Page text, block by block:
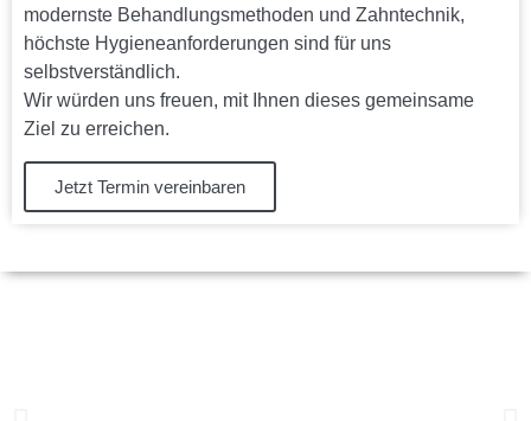
modernste Behandlungsmethoden und Zahntechnik,
höchste Hygieneanforderungen sind für uns
selbstverständlich.
Wir würden uns freuen, mit Ihnen dieses gemeinsame
Ziel zu erreichen.
Jetzt Termin vereinbaren